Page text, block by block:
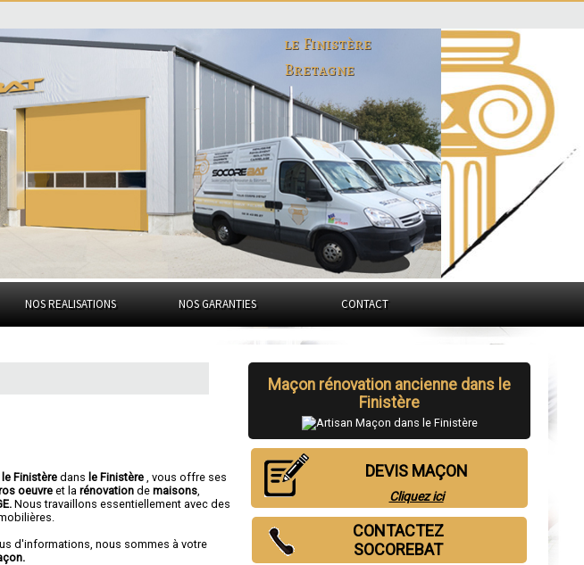
le Finistère
Bretagne
NOS REALISATIONS NOS GARANTIES CONTACT
Finistèredans le Finistère, vous offre ses
oeuvre et larénovation demaisons,
Nous travaillons essentiellement avec des
d'informations, nous sommes à votre
Maçon rénovation ancienne dans le
Finistère
DEVIS MAÇON
Cliquez ici
CONTACTEZ
SOCOREBAT